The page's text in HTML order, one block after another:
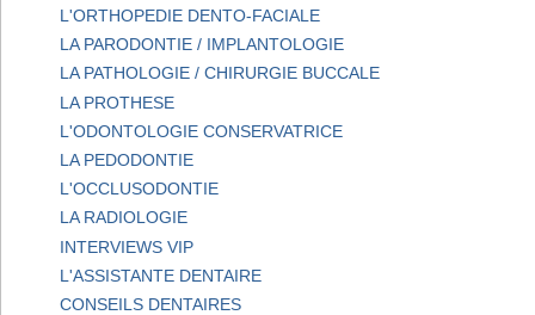
L'ORTHOPEDIE DENTO-FACIALE
LA PARODONTIE / IMPLANTOLOGIE
LA PATHOLOGIE / CHIRURGIE BUCCALE
LA PROTHESE
L'ODONTOLOGIE CONSERVATRICE
LA PEDODONTIE
L'OCCLUSODONTIE
LA RADIOLOGIE
INTERVIEWS VIP
L'ASSISTANTE DENTAIRE
CONSEILS DENTAIRES